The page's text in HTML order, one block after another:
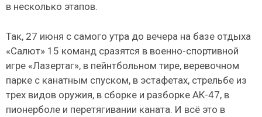
в несколько этапов.
Так, 27 июня с самого утра до вечера на базе отдыха
«Салют» 15 команд сразятся в военно-спортивной
игре «Лазертаг», в пейнтбольном тире, веревочном
парке с канатным спуском, в эстафетах, стрельбе из
трех видов оружия, в сборке и разборке АК-47, в
пионерболе и перетягивании каната. И всё это в